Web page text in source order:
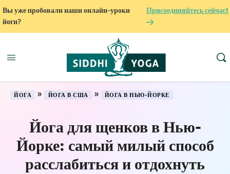
Вы уже пробовали наши онлайн-уроки
йоги?
Присоединяйтесь сейчас!
ЙОГА » ЙОГА В США » ЙОГА В НЬЮ-ЙОРКЕ
Йога для щенков в Нью-
Йорке: самый милый способ
расслабиться и отдохнуть